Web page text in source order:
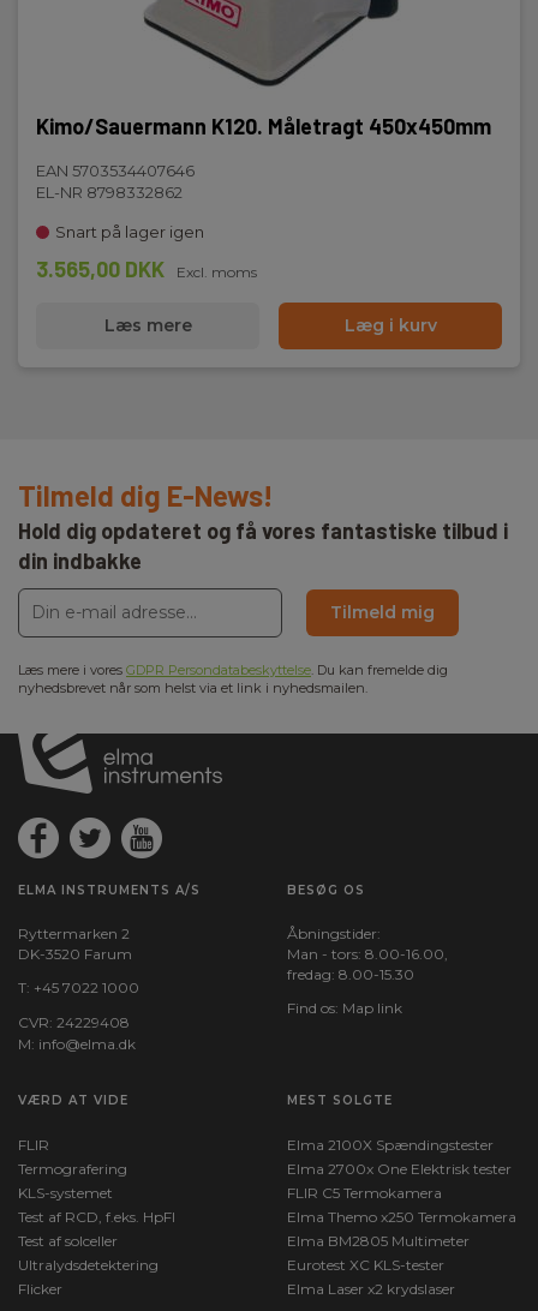
Kimo/Sauermann K120. Måletragt 450x450mm
EAN 5703534407646
EL-NR 8798332862
Snart på lager igen
3.565,00 DKK Excl. moms
Læs mere Læg i kurv
Tilmeld dig E-News!
Hold dig opdateret og få vores fantastiske tilbud i
din indbakke
Tilmeld mig
Læs mere i vores GDPR Persondatabeskyttelse. Du kan fremelde dig
nyhedsbrevet når som helst via et link i nyhedsmailen.
ELMA INSTRUMENTS A/S
Ryttermarken 2
DK-3520 Farum
T: +45 7022 1000
CVR: 24229408
M: info@elma.dk
BESØG OS
Åbningstider:
Man - tors: 8.00-16.00,
fredag: 8.00-15.30
Find os: Map link
VÆRD AT VIDE
FLIR
Termografering
KLS-systemet
Test af RCD, f.eks. HpFI
Test af solceller
Ultralydsdetektering
Flicker
MEST SOLGTE
Elma 2100X Spændingstester
Elma 2700x One Elektrisk tester
FLIR C5 Termokamera
Elma Themo x250 Termokamera
Elma BM2805 Multimeter
Eurotest XC KLS-tester
Elma Laser x2 krydslaser